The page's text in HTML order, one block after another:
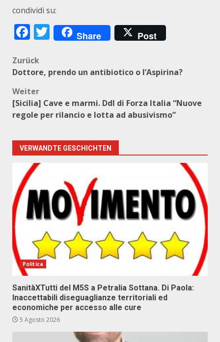
condividi su:
Facebook
Twitter
Share Post
Beitragsnavigation
Zurück
Dottore, prendo un antibiotico o l’Aspirina?
Weiter
[Sicilia] Cave e marmi. Ddl di Forza Italia “Nuove
regole per rilancio e lotta ad abusivismo”
VERWANDTE GESCHICHTEN
Politica
SanitàXTutti del M5S a Petralia Sottana. Di Paola:
Inaccettabili diseguaglianze territoriali ed
economiche per accesso alle cure
5 Agosto 2026